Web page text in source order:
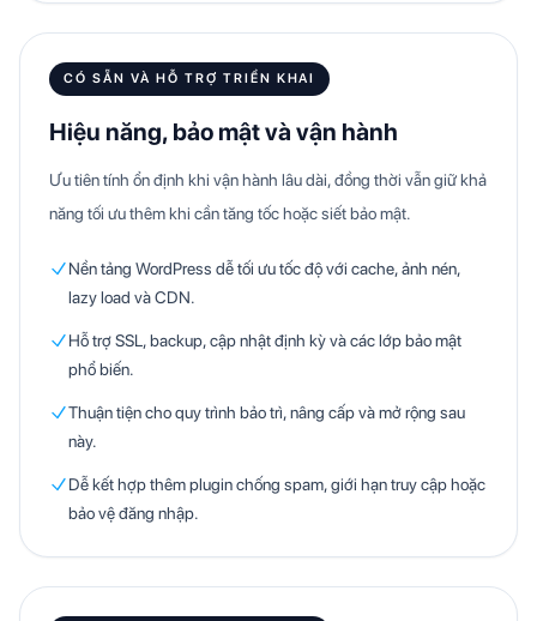
CÓ SẴN VÀ HỖ TRỢ TRIỂN KHAI
Hiệu năng, bảo mật và vận hành
Ưu tiên tính ổn định khi vận hành lâu dài, đồng thời vẫn giữ khả
năng tối ưu thêm khi cần tăng tốc hoặc siết bảo mật.
Nền tảng WordPress dễ tối ưu tốc độ với cache, ảnh nén,
lazy load và CDN.
Hỗ trợ SSL, backup, cập nhật định kỳ và các lớp bảo mật
phổ biến.
Thuận tiện cho quy trình bảo trì, nâng cấp và mở rộng sau
này.
Dễ kết hợp thêm plugin chống spam, giới hạn truy cập hoặc
bảo vệ đăng nhập.